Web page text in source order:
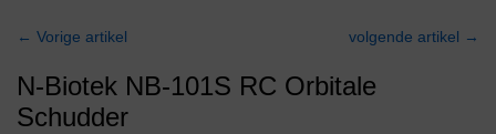
← Vorige artikel volgende artikel →
N-Biotek NB-101S RC Orbitale
Schudder